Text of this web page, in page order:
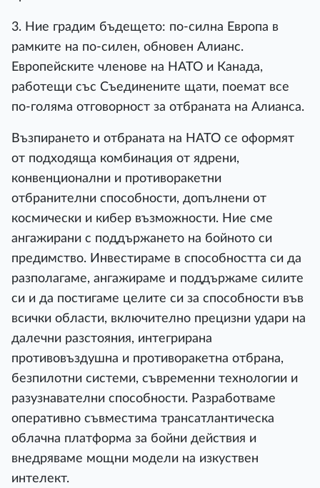
3. Ние градим бъдещето: по-силна Европа в
рамките на по-силен, обновен Алианс.
Европейските членове на НАТО и Канада,
работещи със Съединените щати, поемат все
по-голяма отговорност за отбраната на Алианса.
Възпирането и отбраната на НАТО се оформят
от подходяща комбинация от ядрени,
конвенционални и противоракетни
отбранителни способности, допълнени от
космически и кибер възможности. Ние сме
ангажирани с поддържането на бойното си
предимство. Инвестираме в способността си да
разполагаме, ангажираме и поддържаме силите
си и да постигаме целите си за способности във
всички области, включително прецизни удари на
далечни разстояния, интегрирана
противовъздушна и противоракетна отбрана,
безпилотни системи, съвременни технологии и
разузнавателни способности. Разработваме
оперативно съвместима трансатлантическа
облачна платформа за бойни действия и
внедряваме мощни модели на изкуствен
интелект.